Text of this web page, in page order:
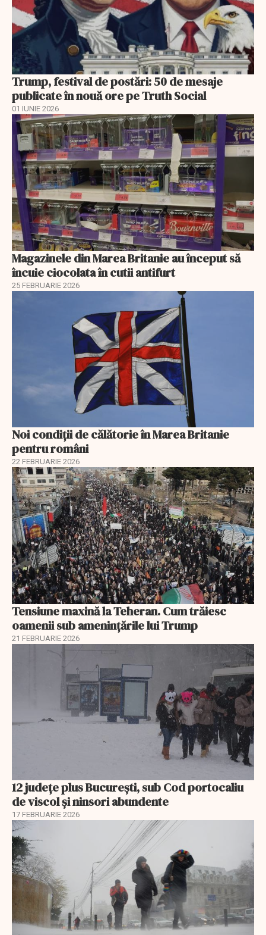
Trump, festival de postări: 50 de mesaje
publicate în nouă ore pe Truth Social
01 IUNIE 2026
Magazinele din Marea Britanie au început să
încuie ciocolata în cutii antifurt
25 FEBRUARIE 2026
Noi condiții de călătorie în Marea Britanie
pentru români
22 FEBRUARIE 2026
Tensiune maxină la Teheran. Cum trăiesc
oamenii sub amenințările lui Trump
21 FEBRUARIE 2026
12 județe plus București, sub Cod portocaliu
de viscol și ninsori abundente
17 FEBRUARIE 2026